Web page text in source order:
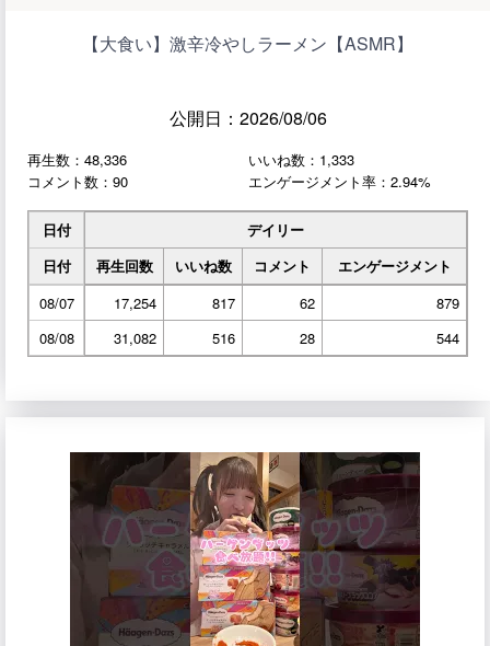
【大食い】激辛冷やしラーメン【ASMR】
公開日：2026/08/06
再生数：48,336
いいね数：1,333
コメント数：90
エンゲージメント率：2.94%
日付
デイリー
日付
再生回数 いいね数 コメント
エンゲージメント
08/07
17,254 817 62
879
08/08
31,082 516 28 544